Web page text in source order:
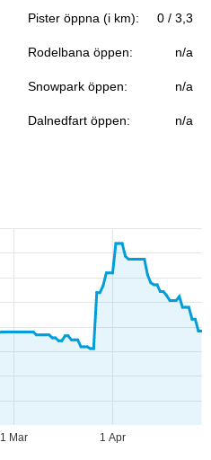
Pister öppna (i km): 0 / 3,3
Rodelbana öppen: n/a
Snowpark öppen: n/a
Dalnedfart öppen: n/a
1 Mar 1 Apr